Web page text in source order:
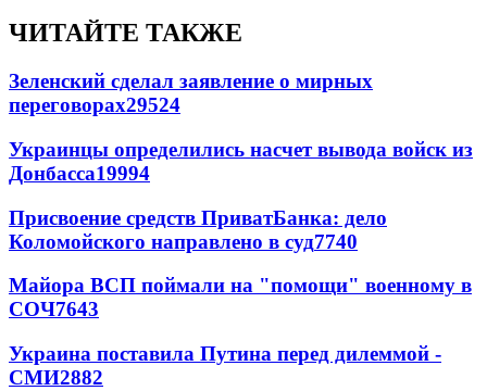
ЧИТАЙТЕ ТАКЖЕ
Зеленский сделал заявление о мирных
переговорах29524
Украинцы определились насчет вывода войск из
Донбасса19994
Присвоение средств ПриватБанка: дело
Коломойского направлено в суд7740
Майора ВСП поймали на "помощи" военному в
СОЧ7643
Украина поставила Путина перед дилеммой -
СМИ2882